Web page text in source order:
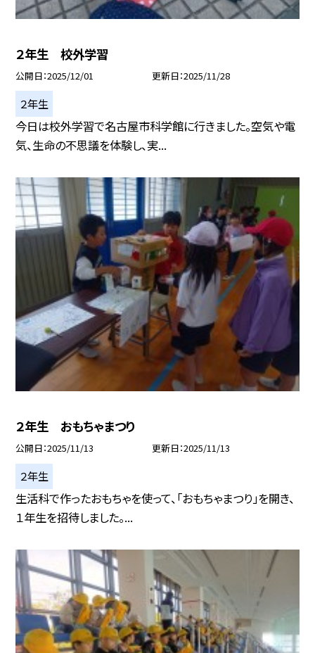
２年生 校外学習
公開日 2025/12/01 更新日 2025/11/28
２年生
今日は校外学習で名古屋市科学館に行きました。空気や電
気、生命の不思議を体験し、実...
２年生 おもちゃまつり
公開日 2025/11/13 更新日 2025/11/13
２年生
生活科で作ったおもちゃを使って、「おもちゃまつり」を開き、
１年生を招待しました。...